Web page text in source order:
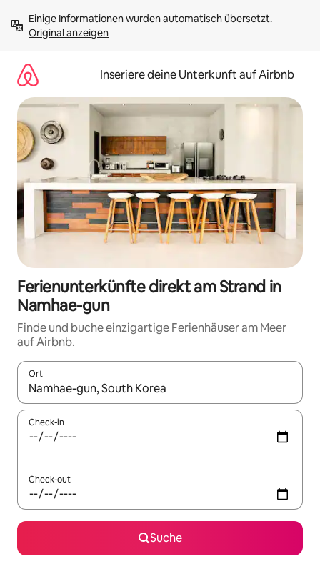
Inhalten
springenOriginal anzeigen
Inseriere deine Unterkunft auf Airbnb
Ferienunterkünfte direkt am Strand in
Namhae-gun
Finde und buche einzigartige Ferienhäuser am Meer
auf Airbnb.
Ort
Wenn Ergebnisse verfügbar sind, navigiere mit den
Check-in
Check-out
Suche